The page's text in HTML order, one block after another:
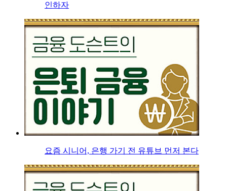
인하자
요즘 시니어, 은행 가기 전 유튜브 먼저 본다